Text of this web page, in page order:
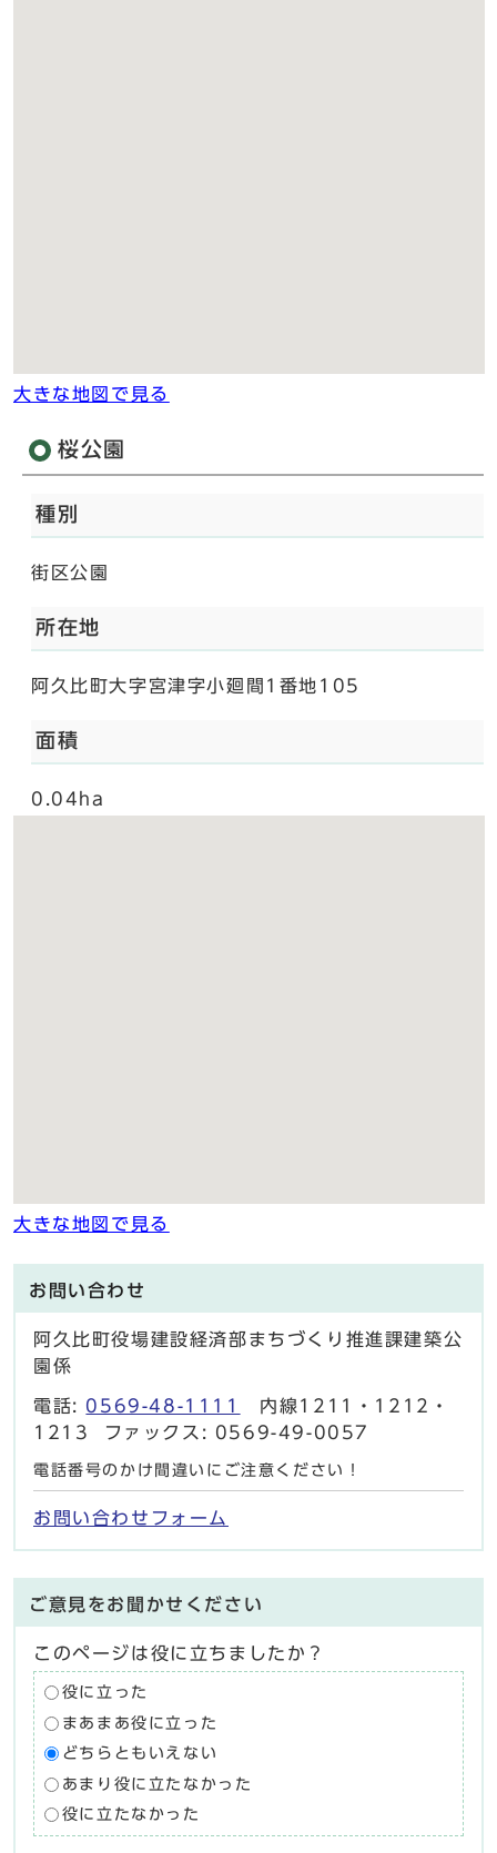
大きな地図で見る
桜公園
種別
街区公園
所在地
阿久比町大字宮津字小廻間1番地105
面積
0.04ha
大きな地図で見る
お問い合わせ
阿久比町役場建設経済部まちづくり推進課建築公
園係
電話: 0569-48-1111
内線1211・1212・
1213 ファックス: 0569-49-0057
電話番号のかけ間違いにご注意ください！
お問い合わせフォーム
ご意見をお聞かせください
このページは役に立ちましたか？
役に立った
まあまあ役に立った
どちらともいえない
あまり役に立たなかった
役に立たなかった